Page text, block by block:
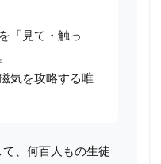
「見て・触っ
気を攻略する唯
、何百人もの生徒